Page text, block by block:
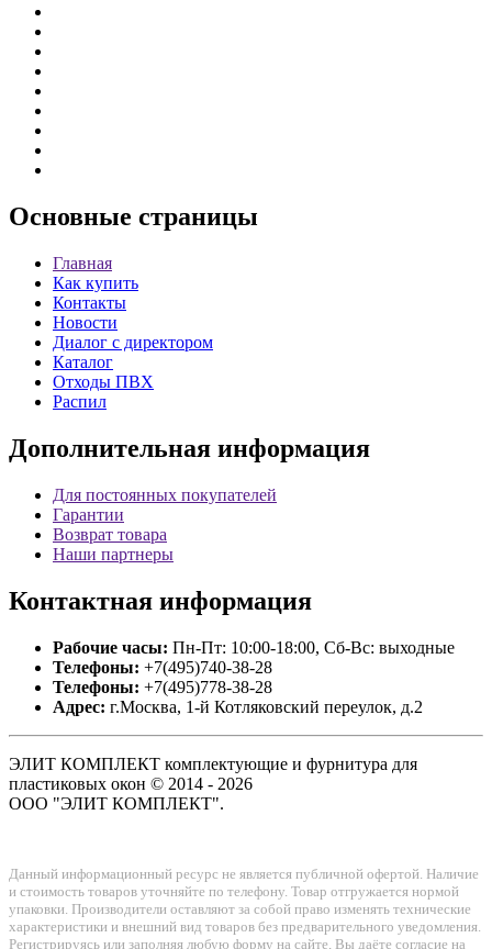
Основные страницы
Главная
Как купить
Контакты
Новости
Диалог с директором
Каталог
Отходы ПВХ
Распил
Дополнительная информация
Для постоянных покупателей
Гарантии
Возврат товара
Наши партнеры
Контактная информация
Рабочие часы: Пн-Пт: 10:00-18:00, Сб-Вс: выходные
Телефоны: +7(495)740-38-28
Телефоны: +7(495)778-38-28
Адрес: г.Москва, 1-й Котляковский переулок, д.2
ЭЛИТ КОМПЛЕКТ комплектующие и фурнитура для
пластиковых окон © 2014 - 2026
ООО "ЭЛИТ КОМПЛЕКТ".
Данный информационный ресурс не является публичной офертой. Наличие
и стоимость товаров уточняйте по телефону. Товар отгружается нормой
упаковки. Производители оставляют за собой право изменять технические
характеристики и внешний вид товаров без предварительного уведомления.
Регистрируясь или заполняя любую форму на сайте, Вы даёте согласие на